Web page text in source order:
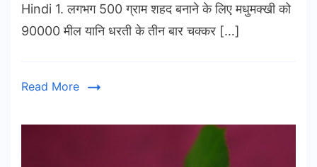
Hindi 1. लगभग 500 ग्राम शहद बनाने के लिए मधुमक्खी को
90000 मील यानि धरती के तीन बार चक्कर […]
Read More